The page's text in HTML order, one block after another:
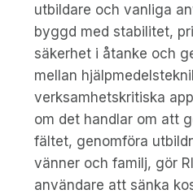
utbildare och vanliga
byggd med stabilitet,
säkerhet i åtanke och
mellan
verksamhetskritiska
om det handlar om att
fältet, genomföra
vänner och familj, gör
användare att sänka